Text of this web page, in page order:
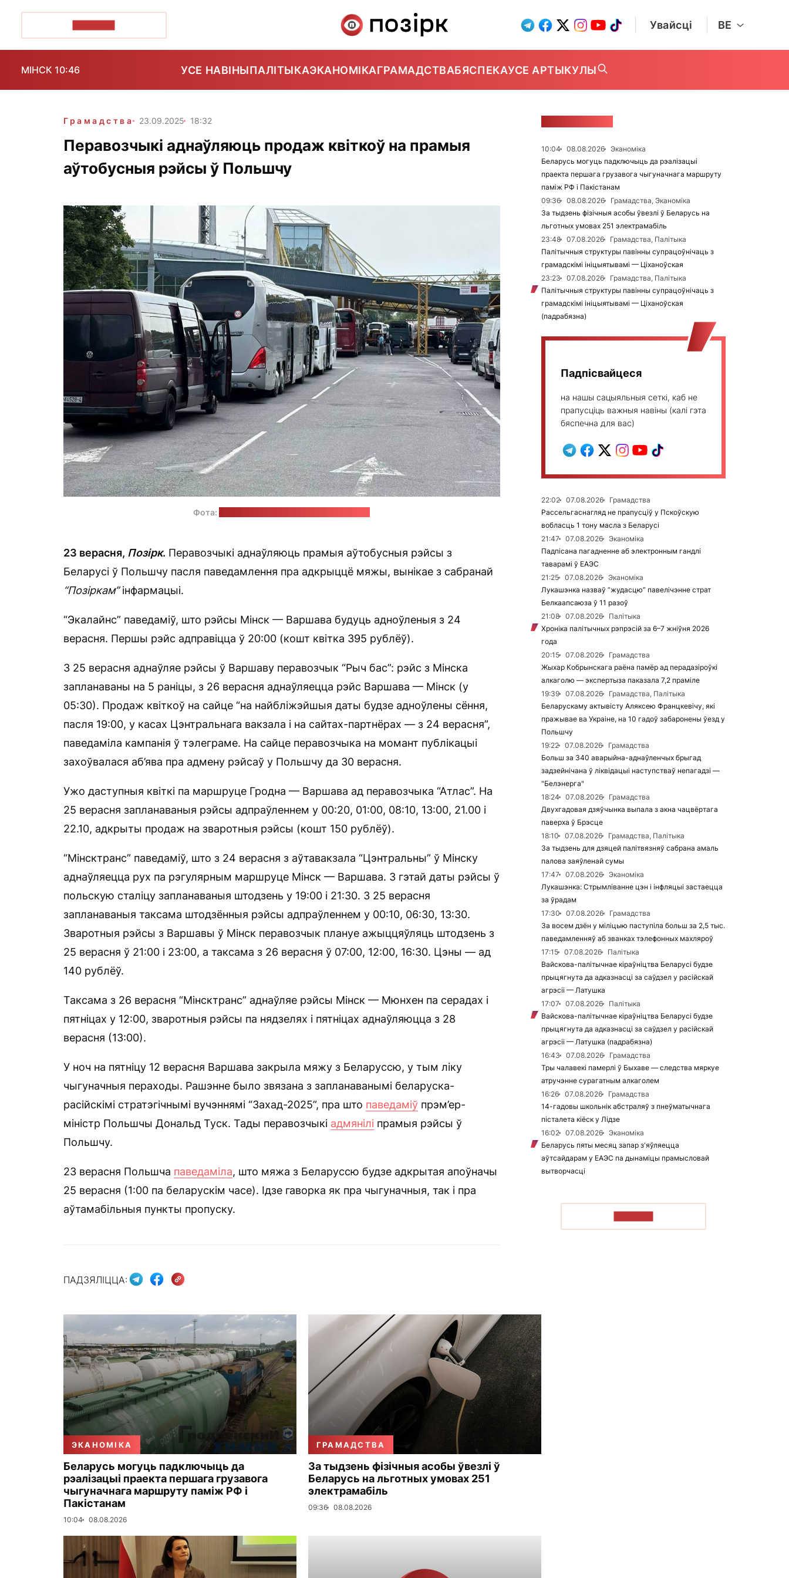
Увайсці BE
МІНСК 10:46 УСЕ НАВІНЫПАЛІТЫКАЭКАНОМІКАГРАМАДСТВАБЯСПЕКАУСЕ АРТЫКУЛЫ
Грамадства 23.09.2025 18:32
Перавозчыкі аднаўляюць продаж квіткоў на прамыя
аўтобусныя рэйсы ў Польшчу
Фота:
23 верасня, Позірк. Перавозчыкі аднаўляюць прамыя аўтобусныя рэйсы з
Беларусі ў Польшчу пасля паведамлення пра адкрыццё мяжы, вынікае з сабранай
“Позіркам”інфармацыі.
“Экалайнс” паведаміў, што рэйсы Мінск — Варшава будуць адноўленыя з 24
верасня. Першы рэйс адправіцца ў 20:00 (кошт квітка 395 рублёў).
З 25 верасня аднаўляе рэйсы ў Варшаву перавозчык “Рыч бас”: рэйс з Мінска
запланаваны на 5 раніцы, з 26 верасня аднаўляецца рэйс Варшава — Мінск (у
05:30). Продаж квіткоў на сайце “на найбліжэйшыя даты будзе адноўлены сёння,
пасля 19:00, у касах Цэнтральнага вакзала і на сайтах-партнёрах — з 24 верасня”,
паведаміла кампанія ў тэлеграме. На сайце перавозчыка на момант публікацыі
захоўвалася аб’ява пра адмену рэйсаў у Польшчу да 30 верасня.
Ужо даступныя квіткі па маршруце Гродна — Варшава ад перавозчыка “Атлас”. На
25 верасня запланаваныя рэйсы адпраўленнем у 00:20, 01:00, 08:10, 13:00, 21.00 і
22.10, адкрыты продаж на зваротныя рэйсы (кошт 150 рублёў).
“Мінсктранс” паведаміў, што з 24 верасня з аўтавакзала “Цэнтральны” ў Мінску
аднаўляецца рух па рэгулярным маршруце Мінск — Варшава. З гэтай даты рэйсы ў
польскую сталіцу запланаваныя штодзень у 19:00 і 21:30. З 25 верасня
запланаваныя таксама штодзённыя рэйсы адпраўленнем у 00:10, 06:30, 13:30.
Зваротныя рэйсы з Варшавы ў Мінск перавозчык плануе ажыццяўляць штодзень з
25 верасня ў 21:00 і 23:00, а таксама з 26 верасня ў 07:00, 12:00, 16:30. Цэны — ад
140 рублёў.
Таксама з 26 верасня “Мінсктранс” аднаўляе рэйсы Мінск — Мюнхен па серадах і
пятніцах у 12:00, зваротныя рэйсы па нядзелях і пятніцах аднаўляюцца з 28
верасня (13:00).
У ноч на пятніцу 12 верасня Варшава закрыла мяжу з Беларуссю, у тым ліку
чыгуначныя пераходы. Рашэнне было звязана з запланаванымі беларуска-
расійскімі стратэгічнымі вучэннямі “Захад-2025”, пра што паведаміў прэм’ер-
міністр Польшчы Дональд Туск. Тады перавозчыкі адмянілі прамыя рэйсы ў
Польшчу.
23 верасня Польшча паведаміла, што мяжа з Беларуссю будзе адкрытая апоўначы
25 верасня (1:00 па беларускім часе). Ідзе гаворка як пра чыгуначныя, так і пра
аўтамабільныя пункты пропуску.
ПАДЗЯЛІЦЦА:
ЭКАНОМІКА
Беларусь могуць падключыць да
рэалізацыі праекта першага грузавога
чыгуначнага маршруту паміж РФ і
Пакістанам
10:04 08.08.2026
ГРАМАДСТВА
За тыдзень фізічныя асобы ўвезлі ў
Беларусь на льготных умовах 251
электрамабіль
09:36 08.08.2026
10:04 08.08.2026
Эканоміка
Беларусь могуць падключыць да рэалізацыі
праекта першага грузавога чыгуначнага маршруту
паміж РФ і Пакістанам
09:36
08.08.2026
Грамадства, Эканоміка
За тыдзень фізічныя асобы ўвезлі ў Беларусь на
льготных умовах 251 электрамабіль
23:48
07.08.2026
Грамадства, Палітыка
Палітычныя структуры павінны супрацоўнічаць з
грамадскімі ініцыятывамі — Ціханоўская
23:23
07.08.2026
Грамадства, Палітыка
Палітычныя структуры павінны супрацоўнічаць з
грамадскімі ініцыятывамі — Ціханоўская
(падрабязна)
Падпісвайцеся
на нашы сацыяльныя сеткі, каб не
прапусціць важныя навіны (калі гэта
бяспечна для вас)
22:02 07.08.2026
Грамадства
Рассельгаснагляд не прапусціў у Пскоўскую
вобласць 1 тону масла з Беларусі
21:47
07.08.2026
Эканоміка
Падпісана пагадненне аб электронным гандлі
таварамі ў ЕАЭС
21:25
07.08.2026
Эканоміка
Лукашэнка назваў “жудасцю” павелічэнне страт
Белкаапсаюза ў 11 разоў
21:08
07.08.2026
Палітыка
Хроніка палітычных рэпрэсій за 6–7 жніўня 2026
года
20:15
07.08.2026
Грамадства
Жыхар Кобрынскага раёна памёр ад перадазіроўкі
алкаголю — экспертыза паказала 7,2 праміле
19:39
07.08.2026
Грамадства, Палітыка
Беларускаму актывісту Аляксею Францкевічу, які
пражывае ва Украіне, на 10 гадоў забаронены ўезд у
Польшчу
19:22
07.08.2026
Грамадства
Больш за 340 аварыйна-аднаўленчых брыгад
задзейнічана ў ліквідацыі наступстваў непагадзі —
"Белэнерга"
18:24
07.08.2026
Грамадства
Двухгадовая дзяўчынка выпала з акна чацвёртага
паверха ў Брэсце
18:10
07.08.2026
Грамадства, Палітыка
За тыдзень для дзяцей палітвязняў сабрана амаль
палова заяўленай сумы
17:47
07.08.2026
Эканоміка
Лукашэнка: Стрымліванне цэн і інфляцыі застаецца
за ўрадам
17:30
07.08.2026
Грамадства
За восем дзён у міліцыю паступіла больш за 2,5 тыс.
паведамленняў аб званках тэлефонных махляроў
17:15
07.08.2026
Палітыка
Вайскова-палітычнае кіраўніцтва Беларусі будзе
прыцягнута да адказнасці за саўдзел у расійскай
агрэсіі — Латушка
17:07
07.08.2026
Палітыка
Вайскова-палітычнае кіраўніцтва Беларусі будзе
прыцягнута да адказнасці за саўдзел у расійскай
агрэсіі — Латушка (падрабязна)
16:43
07.08.2026
Грамадства
Тры чалавекі памерлі ў Быхаве — следства мяркуе
атручэнне сурагатным алкаголем
16:26
07.08.2026
Грамадства
14-гадовы школьнік абстраляў з пнеўматычнага
пісталета кіёск у Лідзе
16:02
07.08.2026
Эканоміка
Беларусь пяты месяц запар з'яўляецца
аўтсайдарам у ЕАЭС па дынаміцы прамысловай
вытворчасці